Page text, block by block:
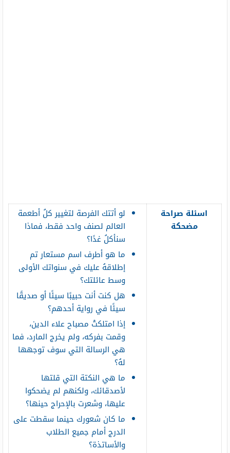
اسئلة صراحة
مضحكة
لو أتتك الفرصة لتغيير كلُ أطعمة
العالم لصنف واحد فقط، فماذا
سنأكلُ غدًا؟
ما هو أطرف اسم مستعار تم
إطلاقهُ عليك في سنواتك الأولى
وسط عائلتك؟
هل كنت أنت حبيبًا سيئًا أو صديقًا
سيئًا في رواية أحدهم؟
إذا امتلكتْ مصباح علاء الدين،
وقمت بفركه، ولم يخرج المارد، فما
هي الرسالة التي سوف توجهها
لهُ؟
ما هي النكتة التي قلتها
لأصدقائك، ولكنهم لم يضحكوا
عليها، وشعرت بالإحراج حينها؟
ما كان شعورك حينما سقطت على
الدرج أمام جميع الطلاب
والأساتذة؟